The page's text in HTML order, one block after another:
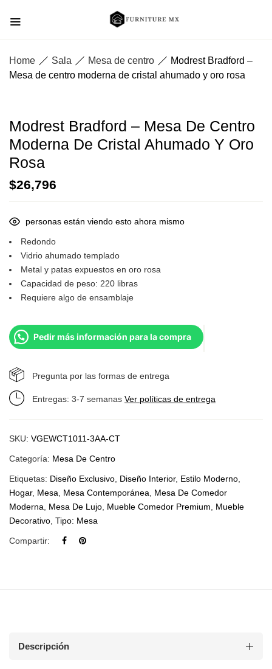
Home Sala Mesa de centro
Modrest Bradford –
Mesa de centro moderna de cristal ahumado y oro rosa
Modrest Bradford – Mesa De Centro
Moderna De Cristal Ahumado Y Oro
Rosa
$26,796
personas están viendo esto ahora mismo
Redondo
Vidrio ahumado templado
Metal y patas expuestos en oro rosa
Capacidad de peso: 220 libras
Requiere algo de ensamblaje
Pedir más información para la compra
Pregunta por las formas de entrega
Entregas: 3-7 semanas Ver políticas de entrega
SKU: VGEWCT1011-3AA-CT
Categoría: Mesa De Centro
Etiquetas: Diseño Exclusivo Diseño Interior, Estilo Moderno
Hogar, Mesa Mesa Contemporánea
Mesa De Comedor
Moderna
Mesa De Lujo Mueble Comedor Premium
Mueble
Decorativo Tipo: Mesa
Compartir:
Descripción